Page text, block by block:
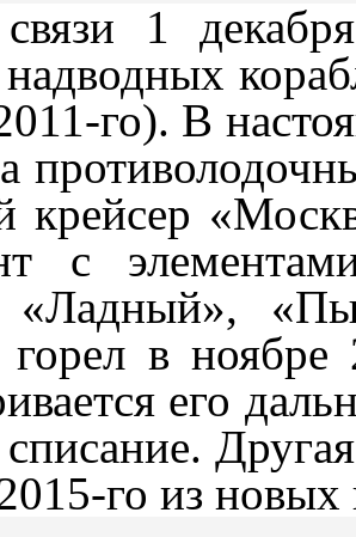
1
го). В
крейсер
с
«Ладный»,
горел в
его
го из новых